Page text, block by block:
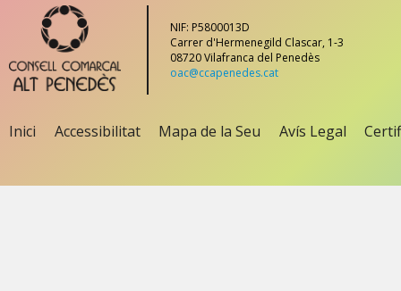
NIF: P5800013D
Carrer d'Hermenegild Clascar, 1-3
08720 Vilafranca del Penedès
oac@ccapenedes.cat
Inici Accessibilitat Mapa de la Seu Avís Legal